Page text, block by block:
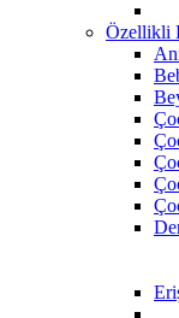
Özellikli